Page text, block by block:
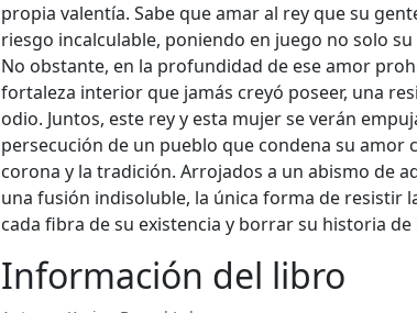
propia valentía. Sabe que amar al rey que su
riesgo incalculable, poniendo en juego no solo
No obstante, en la profundidad de ese amor
fortaleza interior que jamás creyó poseer, una
odio. Juntos, este rey y esta mujer se verán
persecución de un pueblo que condena su
corona y la tradición. Arrojados a un abismo de
una fusión indisoluble, la única forma de resistir
cada fibra de su existencia y borrar su historia
Información del libro